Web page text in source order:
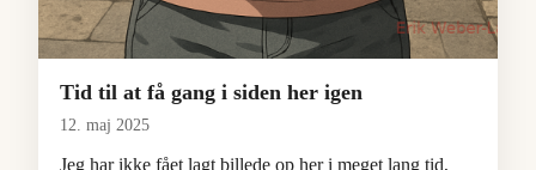
Tid til at få gang i siden her igen
12. maj 2025
Jeg har ikke fået lagt billede op her i meget lang tid,